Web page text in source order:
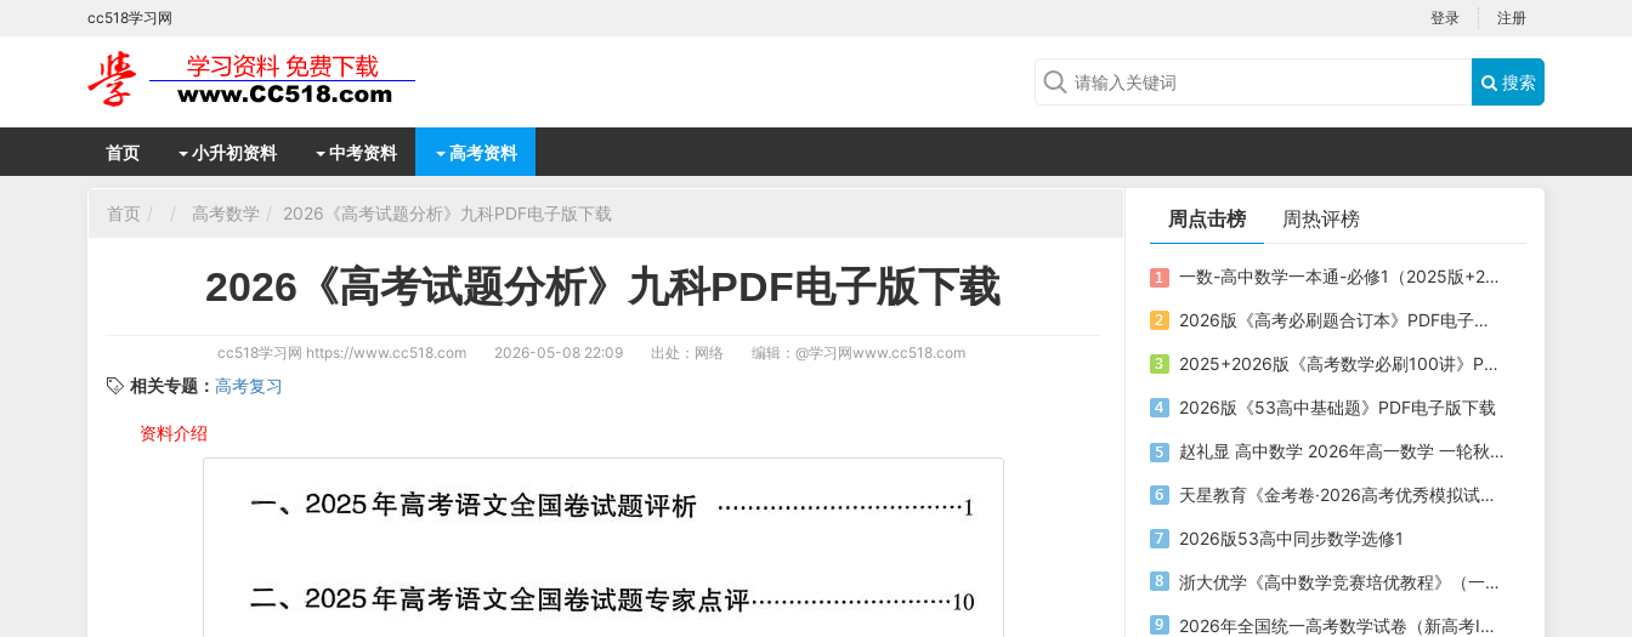
cc518学习网 登录 注册
搜索
首页 小升初资料 中考资料 高考资料
首页 高考数学 2026《高考试题分析》九科PDF电子版下载
2026《高考试题分析》九科PDF电子版下载
cc518学习网 https://www.cc518.com 2026-05-08 22:09 出处：网络 编辑： @学习网www.cc518.com
相关专题： 高考复习
资料介绍
周点击榜 周热评榜
一数-高中数学一本通-必修1（2025版+2026版）PDF下载
2026版《高考必刷题合订本》PDF电子版下载
2025+2026版《高考数学必刷100讲》PDF电子版下载
2026版《53高中基础题》PDF电子版下载
赵礼显 高中数学 2026年高一数学 一轮秋季班
天星教育《金考卷·2026高考优秀模拟试卷汇编45套 (全国版) 》
2026版53高中同步数学选修1
浙大优学《高中数学竞赛培优教程》（一试+二试）电子版下载打印
2026年全国统一高考数学试卷（新高考Ⅰ卷）PDF电子版下载